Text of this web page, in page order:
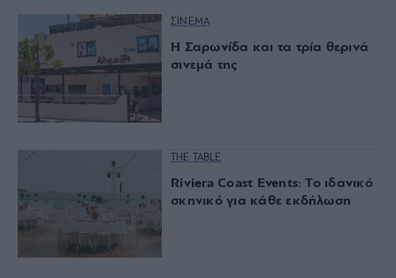
ΣΙΝΕΜΑ
Η Σαρωνίδα και τα τρία θερινά
σινεμά της
THE TABLE
Riviera Coast Events: Το ιδανικό
σκηνικό για κάθε εκδήλωση